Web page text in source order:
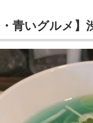
・青いグルメ